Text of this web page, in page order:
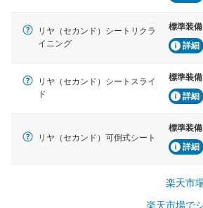
リヤ（セカンド）シートリクラ
イニング
標準装備
詳細
リヤ（セカンド）シートスライ
ド
標準装備
詳細
リヤ（セカンド）可倒式シート
標準装備
詳細
楽天市
楽天市場で